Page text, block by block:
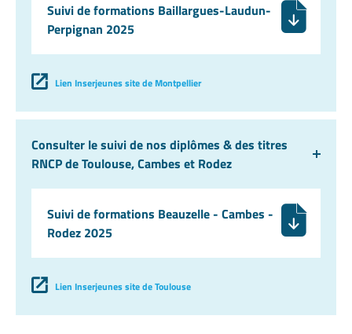
Suivi de formations Baillargues-Laudun-
Perpignan 2025
Lien Inserjeunes site de Montpellier
Consulter le suivi de nos diplômes & des titres
RNCP de Toulouse, Cambes et Rodez
Suivi de formations Beauzelle - Cambes -
Rodez 2025
Lien Inserjeunes site de Toulouse